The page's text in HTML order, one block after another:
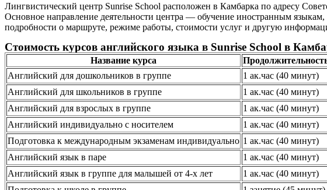
Лингвистический центр Sunrise School расположен в Камбарка по адресу
Основное направление деятельности центра — обучение иностранным
подробности о маршруте, режиме работы, стоимости услуг и другую
Стоимость курсов английского языка в Sunrise School в
Название курса
Английский для дошкольников в группе
1 ак.час (40 минут)
Английский для школьников в группе
1 ак.час (40 минут)
Английский для взрослых в группе
1 ак.час (40 минут)
Английский индивидуально с носителем
1 ак.час (40 минут)
Подготовка к международным экзаменам индивидуально 1 ак.час (40 минут)
Английский язык в паре
1 ак.час (40 минут)
Английский язык в группе для малышей от 4-х лет
1 ак.час (40 минут)